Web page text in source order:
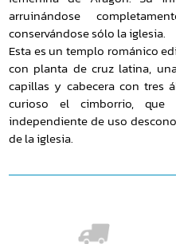
arruinándose
conservándose sólo la iglesia.
Esta es un templo románico
con planta de cruz latina,
capillas y cabecera con tres
curioso el cimborrio,
independiente de uso
de la iglesia.